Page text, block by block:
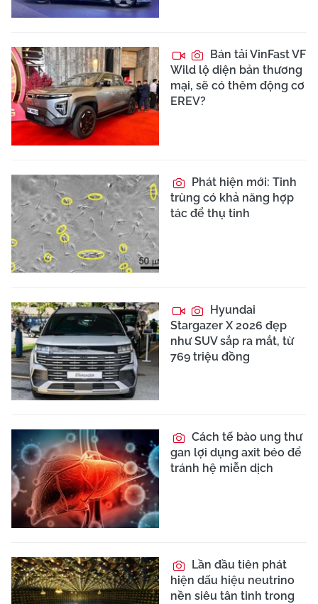
Bán tải VinFast VF
Wild lộ diện bản thương
mại, sẽ có thêm động cơ
EREV?
Phát hiện mới: Tinh
trùng có khả năng hợp
tác để thụ tinh
Hyundai
Stargazer X 2026 đẹp
như SUV sắp ra mắt, từ
769 triệu đồng
Cách tế bào ung thư
gan lợi dụng axit béo để
tránh hệ miễn dịch
Lần đầu tiên phát
hiện dấu hiệu neutrino
nền siêu tân tinh trong